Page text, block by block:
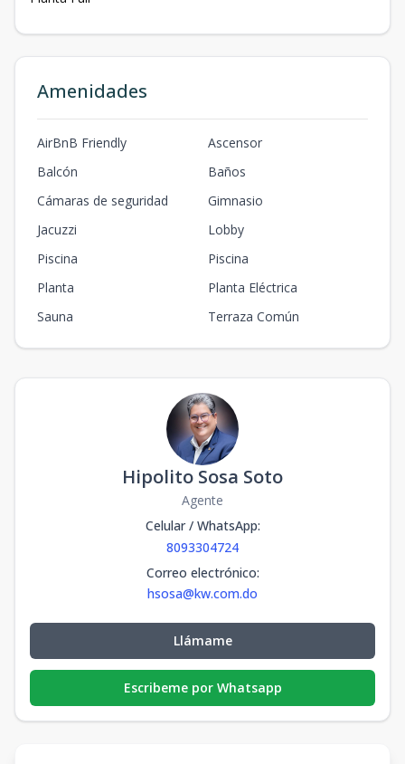
Amenidades
AirBnB Friendly
Ascensor
Balcón
Baños
Cámaras de seguridad
Gimnasio
Jacuzzi
Lobby
Piscina
Piscina
Planta
Planta Eléctrica
Sauna
Terraza Común
Hipolito Sosa Soto
Agente
Celular / WhatsApp:
8093304724
Correo electrónico:
hsosa@kw.com.do
Llámame
Escribeme por Whatsapp